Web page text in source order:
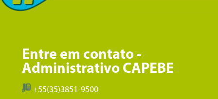
Entre em contato -
Administrativo CAPEBE
+55(35)3851-9500